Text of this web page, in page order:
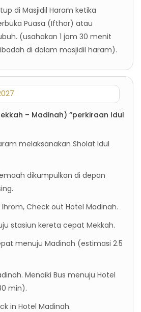
di Masjidil Haram ketika
Puasa (Ifthor) atau
(usahakan 1 jam 30 menit
di dalam masjidil haram).
– Madinah) “perkiraan Idul
melaksanakan Sholat Idul
dikumpulkan di depan
Check out Hotel Madinah.
stasiun kereta cepat Mekkah.
menuju Madinah (estimasi 2.5
Menaiki Bus menuju Hotel
min).
in Hotel Madinah.